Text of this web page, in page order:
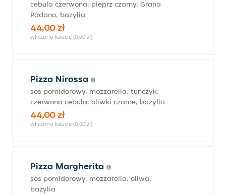
cebula czerwona, pieprz czarny, Grana
Padano, bazylia
44,00 zł
wliczono kaucję (0,00 zł)
Pizza Nirossa
sos pomidorowy, mozzarella, tunczyk,
czerwona cebula, oliwki czarne, bazylia
44,00 zł
wliczono kaucję (0,00 zł)
Pizza Margherita
sos pomidorowy, mozzarella, oliwa,
bazylia